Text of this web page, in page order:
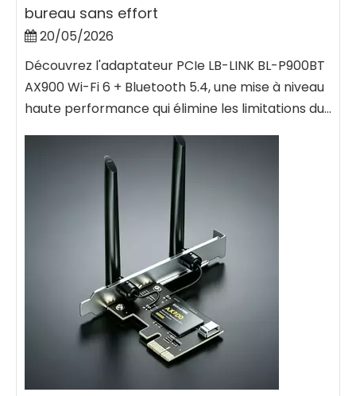
bureau sans effort
20/05/2026
Découvrez l'adaptateur PCIe LB-LINK BL-P900BT
AX900 Wi-Fi 6 + Bluetooth 5.4, une mise à niveau
haute performance qui élimine les limitations du...